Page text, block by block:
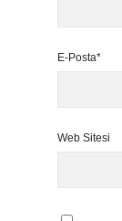
E-Posta*
Web Sitesi